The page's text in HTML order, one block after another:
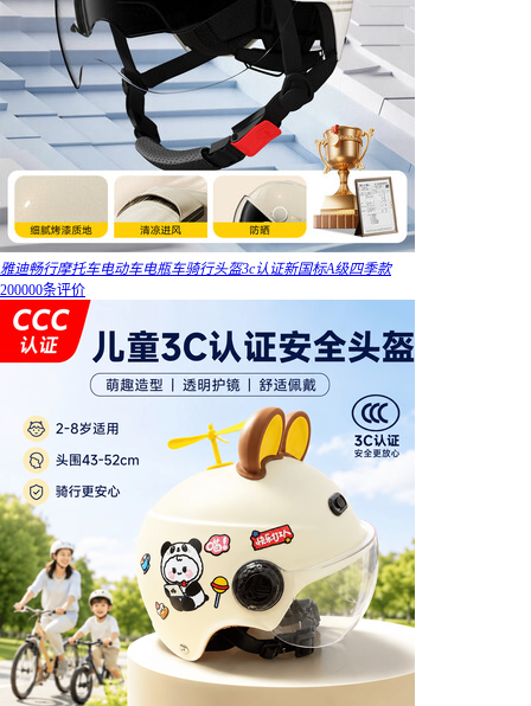
雅迪畅行摩托车电动车电瓶车骑行头盔3c认证新国标A级四季款
200000条评价